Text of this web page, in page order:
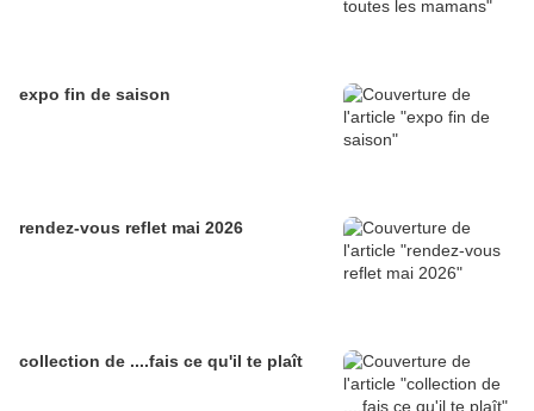
expo fin de saison
rendez-vous reflet mai 2026
collection de ....fais ce qu'il te plaît